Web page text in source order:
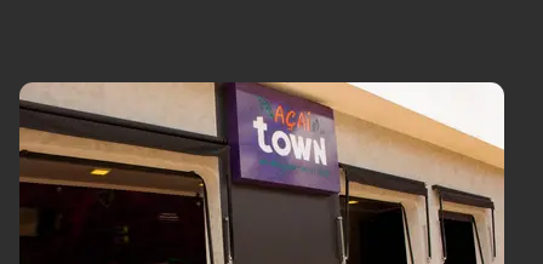
Agronegócios
Brasil
Brasil Mineral
Tecnologia
Cinema
Comportamento
Cultura
Economia
Educação
Infraestrutura
Internacional
Meio Ambiente
Podcast
Política
Saúde
Tempo